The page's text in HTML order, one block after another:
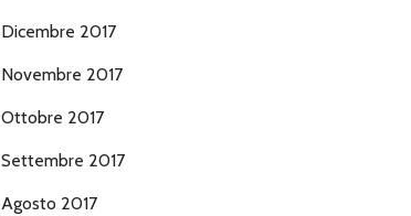
Dicembre 2017
Novembre 2017
Ottobre 2017
Settembre 2017
Agosto 2017